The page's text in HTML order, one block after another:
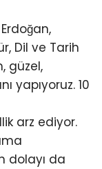
Dil ve Tarih
güzel,
yapıyoruz. 10
arz ediyor.
dolayı da